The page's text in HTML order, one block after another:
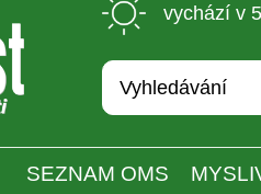
vychází v
SEZNAM OMS